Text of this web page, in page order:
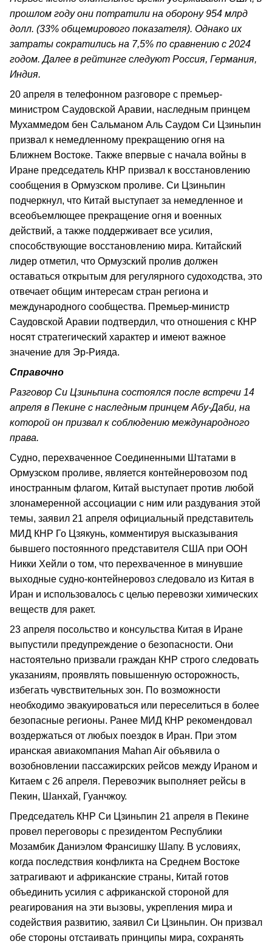
прошлом году они потратили на оборону 954 млрд
долл. (33% общемирового показателя). Однако их
затраты сократились на 7,5% по сравнению с 2024
годом. Далее в рейтинге следуют Россия, Германия,
Индия.
20 апреля в телефонном разговоре с премьер-
министром Саудовской Аравии, наследным принцем
Мухаммедом бен Сальманом Аль Саудом Си Цзиньпин
призвал к немедленному прекращению огня на
Ближнем Востоке. Также впервые с начала войны в
Иране председатель КНР призвал к восстановлению
сообщения в Ормузском проливе. Си Цзиньпин
подчеркнул, что Китай выступает за немедленное и
всеобъемлющее прекращение огня и военных
действий, а также поддерживает все усилия,
способствующие восстановлению мира. Китайский
лидер отметил, что Ормузский пролив должен
оставаться открытым для регулярного судоходства, это
отвечает общим интересам стран региона и
международного сообщества. Премьер-министр
Саудовской Аравии подтвердил, что отношения с КНР
носят стратегический характер и имеют важное
значение для Эр-Рияда.
Справочно
Разговор Си Цзиньпина состоялся после встречи 14
апреля в Пекине с наследным принцем Абу-Даби, на
которой он призвал к соблюдению международного
права.
Судно, перехваченное Соединенными Штатами в
Ормузском проливе, является контейнеровозом под
иностранным флагом, Китай выступает против любой
злонамеренной ассоциации с ним или раздувания этой
темы, заявил 21 апреля официальный представитель
МИД КНР Го Цзякунь, комментируя высказывания
бывшего постоянного представителя США при ООН
Никки Хейли о том, что перехваченное в минувшие
выходные судно-контейнеровоз следовало из Китая в
Иран и использовалось с целью перевозки химических
веществ для ракет.
23 апреля посольство и консульства Китая в Иране
выпустили предупреждение о безопасности. Они
настоятельно призвали граждан КНР строго следовать
указаниям, проявлять повышенную осторожность,
избегать чувствительных зон. По возможности
необходимо эвакуироваться или переселиться в более
безопасные регионы. Ранее МИД КНР рекомендовал
воздержаться от любых поездок в Иран. При этом
иранская авиакомпания Mahan Air объявила о
возобновлении пассажирских рейсов между Ираном и
Китаем с 26 апреля. Перевозчик выполняет рейсы в
Пекин, Шанхай, Гуанчжоу.
Председатель КНР Си Цзиньпин 21 апреля в Пекине
провел переговоры с президентом Республики
Мозамбик Даниэлом Франсишку Шапу. В условиях,
когда последствия конфликта на Среднем Востоке
затрагивают и африканские страны, Китай готов
объединить усилия с африканской стороной для
реагирования на эти вызовы, укрепления мира и
содействия развитию, заявил Си Цзиньпин. Он призвал
обе стороны отстаивать принципы мира, сохранять